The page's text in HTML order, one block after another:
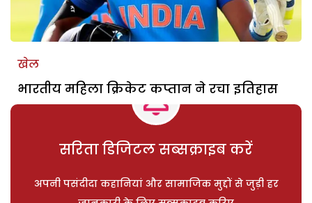
खेल
भारतीय महिला क्रिकेट कप्तान ने रचा इतिहास
सरिता डिजिटल सब्सक्राइब करें
अपनी पसंदीदा कहानियां और सामाजिक मुद्दों से जुड़ी हर